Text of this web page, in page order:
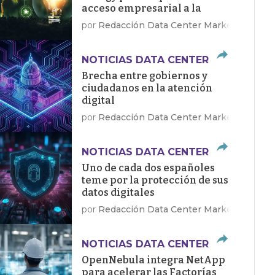
acceso empresarial a la
energía limpia
por Redacción Data Center Market
NOTICIAS DATA CENTER
Brecha entre gobiernos y
ciudadanos en la atención
digital
por Redacción Data Center Market
NOTICIAS DATA CENTER
Uno de cada dos españoles
teme por la protección de sus
datos digitales
por Redacción Data Center Market
NOTICIAS DATA CENTER
OpenNebula integra NetApp
para acelerar las Factorías